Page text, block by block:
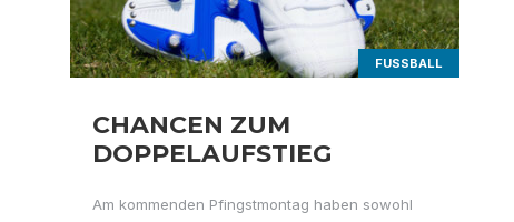
FUSSBALL
CHANCEN ZUM
DOPPELAUFSTIEG
Am kommenden Pfingstmontag haben sowohl